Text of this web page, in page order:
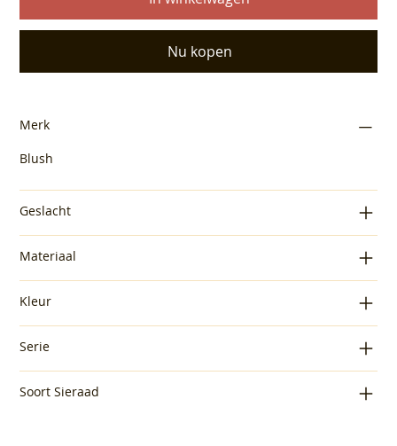
Nu kopen
Merk
Blush
Geslacht
Materiaal
Kleur
Serie
Soort Sieraad